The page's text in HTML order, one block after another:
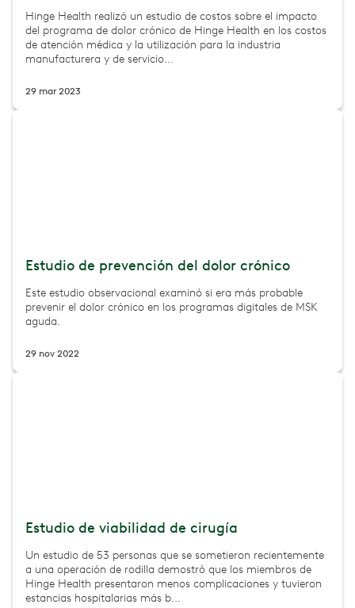
Hinge Health realizó un estudio de costos sobre el impacto
del programa de dolor crónico de Hinge Health en los costos
de atención médica y la utilización para la industria
manufacturera y de servicio...
29 mar 2023
Estudio de prevención del dolor crónico
Este estudio observacional examinó si era más probable
prevenir el dolor crónico en los programas digitales de MSK
aguda.
29 nov 2022
Estudio de viabilidad de cirugía
Un estudio de 53 personas que se sometieron recientemente
a una operación de rodilla demostró que los miembros de
Hinge Health presentaron menos complicaciones y tuvieron
estancias hospitalarias más b...